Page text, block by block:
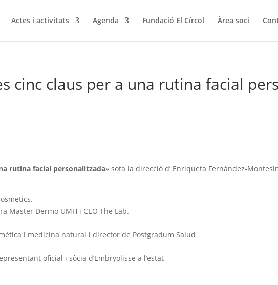
Actes i activitats Agenda Fundació El Círcol Àrea soci
cinc claus per a una rutina facial
rutina facial personalitzada» sota la direcció d’ Enriqueta Fernández-
Master Dermo UMH i CEO The Lab.
i medicina natural i director de Postgradum Salud
oficial i sòcia d’Embryolisse a l’estat